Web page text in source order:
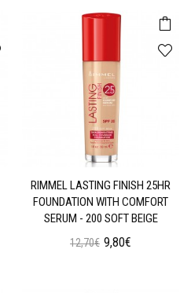
RIMMEL LASTING FINISH 25HR
FOUNDATION WITH COMFORT
SERUM - 200 SOFT BEIGE
12,70€ 9,80€